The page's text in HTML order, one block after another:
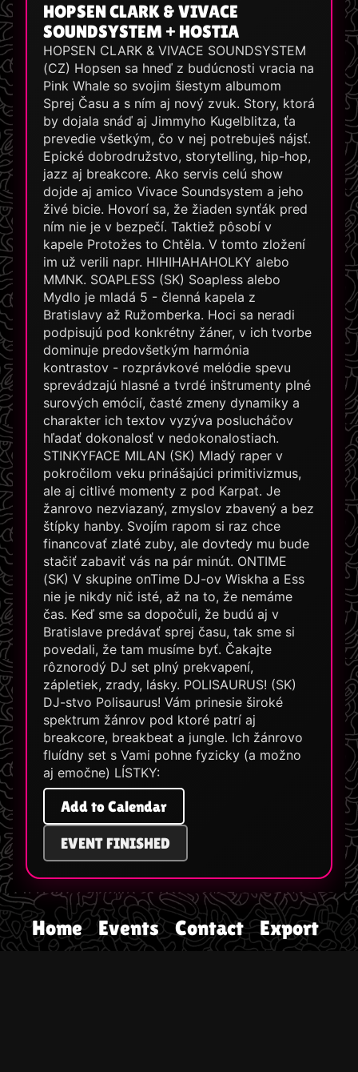
HOPSEN CLARK & VIVACE
SOUNDSYSTEM + HOSTIA
HOPSEN CLARK & VIVACE SOUNDSYSTEM
(CZ) Hopsen sa hneď z budúcnosti vracia na
Pink Whale so svojim šiestym albumom
Sprej Času a s ním aj nový zvuk. Story, ktorá
by dojala snáď aj Jimmyho Kugelblitza, ťa
prevedie všetkým, čo v nej potrebuješ nájsť.
Epické dobrodružstvo, storytelling, hip-hop,
jazz aj breakcore. Ako servis celú show
dojde aj amico Vivace Soundsystem a jeho
živé bicie. Hovorí sa, že žiaden synťák pred
ním nie je v bezpečí. Taktiež pôsobí v
kapele Protožes to Chtěla. V tomto zložení
im už verili napr. HIHIHAHAHOLKY alebo
MMNK. SOAPLESS (SK) Soapless alebo
Mydlo je mladá 5 - členná kapela z
Bratislavy až Ružomberka. Hoci sa neradi
podpisujú pod konkrétny žáner, v ich tvorbe
dominuje predovšetkým harmónia
kontrastov - rozprávkové melódie spevu
sprevádzajú hlasné a tvrdé inštrumenty plné
surových emócií, časté zmeny dynamiky a
charakter ich textov vyzýva poslucháčov
hľadať dokonalosť v nedokonalostiach.
STINKYFACE MILAN (SK) Mladý raper v
pokročilom veku prinášajúci primitivizmus,
ale aj citlivé momenty z pod Karpat. Je
žanrovo nezviazaný, zmyslov zbavený a bez
štípky hanby. Svojím rapom si raz chce
financovať zlaté zuby, ale dovtedy mu bude
stačiť zabaviť vás na pár minút. ONTIME
(SK) V skupine onTime DJ-ov Wiskha a Ess
nie je nikdy nič isté, až na to, že nemáme
čas. Keď sme sa dopočuli, že budú aj v
Bratislave predávať sprej času, tak sme si
povedali, že tam musíme byť. Čakajte
rôznorodý DJ set plný prekvapení,
zápletiek, zrady, lásky. POLISAURUS! (SK)
DJ-stvo Polisaurus! Vám prinesie široké
spektrum žánrov pod ktoré patrí aj
breakcore, breakbeat a jungle. Ich žánrovo
fluídny set s Vami pohne fyzicky (a možno
aj emočne) LÍSTKY:
Add to Calendar
EVENT FINISHED
Home Events Contact Export